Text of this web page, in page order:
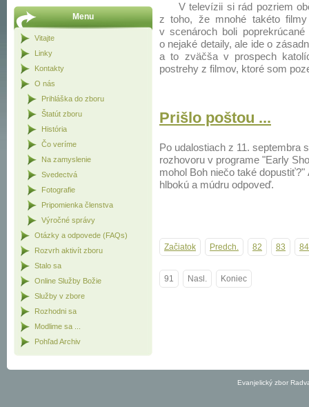
Menu
Vitajte
Linky
Kontakty
O nás
Prihláška do zboru
Štatút zboru
História
Čo veríme
Na zamyslenie
Svedectvá
Fotografie
Pripomienka členstva
Výročné správy
Otázky a odpovede (FAQs)
Rozvrh aktivít zboru
Stalo sa
Online Služby Božie
Služby v zbore
Rozhodni sa
Modlime sa ...
Pohľad Archiv
V televízii si rád pozriem
z toho, že mnohé takéto
v scenároch boli
o nejaké detaily, ale ide o
a to zväčša v prospech
postrehy z filmov, ktoré som
Prišlo poštou ...
Po udalostiach z 11. septembra
rozhovoru v programe "Early
mohol Boh niečo také
hlbokú a múdru odpoveď.
Začiatok Predch. 82 83 84
91 Nasl. Koniec
Evanjelický zbor